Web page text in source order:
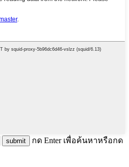
กด Enter เพื่อค้นหาหรือกด